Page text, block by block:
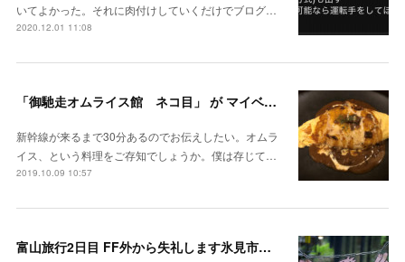
いてよかった。それに肉付けしていくだけでブログ…
2020.12.01 11:08
「御馳走オムライス館 ネコ目」 が マイベストオムライスインナゴヤ
新幹線が来るまで30分あるのでお伝えしたい。オムラ
イス、という料理をご存知でしょうか。僕は存じて…
2019.10.09 10:57
富山旅行2日目 FF外から失礼します氷見市・富山市